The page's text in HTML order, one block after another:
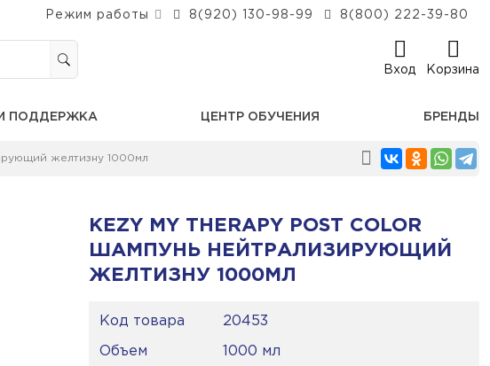
Режим работы 8(920) 130-98-99 8(800) 222-39-80
Вход Корзина
ПОДДЕРЖКА ЦЕНТР ОБУЧЕНИЯ БРЕНДЫ
желтизну 1000мл
KEZY MY THERAPY POST COLOR
ШАМПУНЬ НЕЙТРАЛИЗИРУЮЩИЙ
ЖЕЛТИЗНУ 1000МЛ
Код товара 20453
Объем 1000 мл